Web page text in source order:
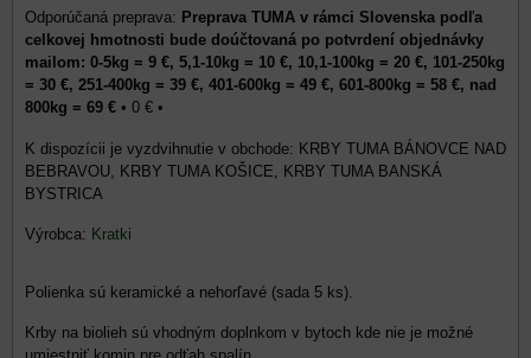
Preprava TUMA v rámci Slovenska podľa
celkovej hmotnosti bude doúčtovaná po potvrdení objednávky
mailom: 0-5kg = 9 €, 5,1-10kg = 10 €, 10,1-100kg = 20 €, 101-250kg
= 30 €, 251-400kg = 39 €, 401-600kg = 49 €, 601-800kg = 58 €, nad
800kg = 69 € • 0 € •
KRBY TUMA BÁNOVCE NAD
BEBRAVOU, KRBY TUMA KOŠICE, KRBY TUMA BANSKÁ
BYSTRICA
Výrobca: Kratki
Polienka sú keramické a nehorľavé (sada 5 ks).
Krby na biolieh sú vhodným doplnkom v bytoch kde nie je možné